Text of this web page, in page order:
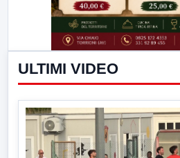
ULTIMI VIDEO